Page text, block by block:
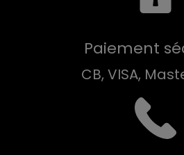
Paiement
CB, VISA,